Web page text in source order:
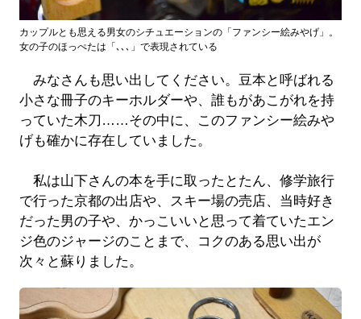
カップルとも思える男女のシチュエーションの「ファンシー絵みやげ」。
女の子のほっぺたは「､､､」で表現されている
みなさんも思い出してください。豆本と呼ばれる
小さな冊子のキーホルダーや、誰もがあこがれを持
っていた木刀……その中に、このファンシー絵みや
げも確かに存在していました。
私は山下さんの本を手に取ったとたん、修学旅行
で行った京都の出店や、スキー場の売店、当時好き
だった男の子や、かっこいいと思って着ていたエン
ジ色のジャージのことまで、コクのある思い出が
次々と蘇りました。